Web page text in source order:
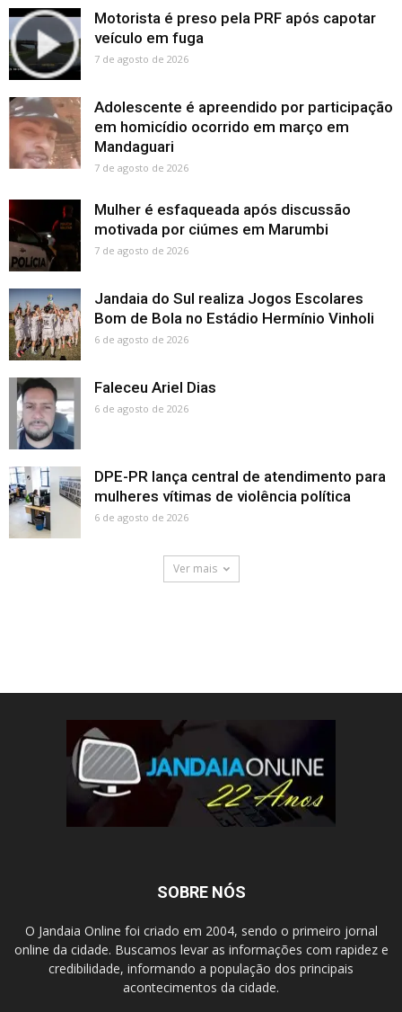
Motorista é preso pela PRF após capotar
veículo em fuga
7 de agosto de 2026
Adolescente é apreendido por participação
em homicídio ocorrido em março em
Mandaguari
7 de agosto de 2026
Mulher é esfaqueada após discussão
motivada por ciúmes em Marumbi
7 de agosto de 2026
Jandaia do Sul realiza Jogos Escolares
Bom de Bola no Estádio Hermínio Vinholi
6 de agosto de 2026
Faleceu Ariel Dias
6 de agosto de 2026
DPE-PR lança central de atendimento para
mulheres vítimas de violência política
6 de agosto de 2026
Ver mais
SOBRE NÓS
O Jandaia Online foi criado em 2004, sendo o primeiro jornal
online da cidade. Buscamos levar as informações com rapidez e
credibilidade, informando a população dos principais
acontecimentos da cidade.